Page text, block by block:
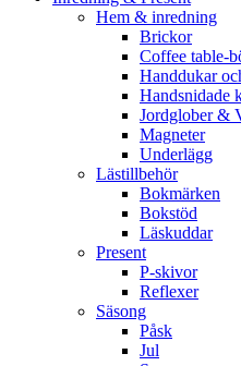
Hem & inredning
Brickor
Coffee table-
Handdukar
Handsnidade
Jordglober &
Magneter
Underlägg
Lästillbehör
Bokmärken
Bokstöd
Läskuddar
Present
P-skivor
Reflexer
Säsong
Påsk
Jul